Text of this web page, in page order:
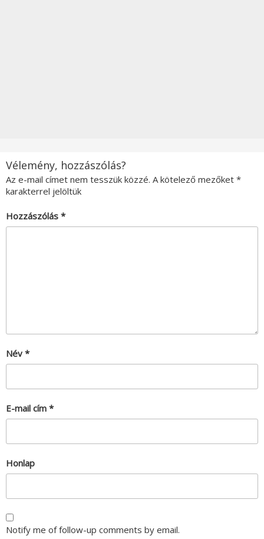
Vélemény, hozzászólás?
Az e-mail címet nem tesszük közzé. A kötelező mezőket *
karakterrel jelöltük
Hozzászólás *
Név *
E-mail cím *
Honlap
Notify me of follow-up comments by email.